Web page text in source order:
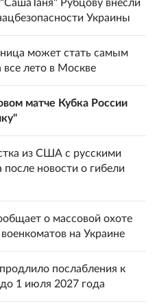
Рубцову внесли
Украины
может стать самым
лето в Москве
матче Кубка России
из США с русскими
новости о гибели
о массовой охоте
на Украине
послабления к
1 июля 2027 года